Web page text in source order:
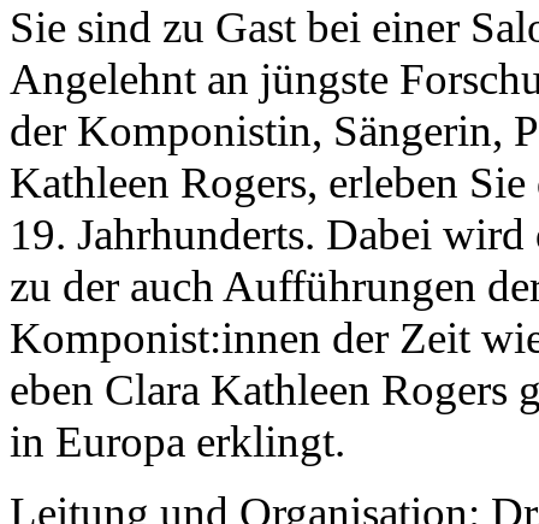
Sie sind zu Gast bei einer
Angelehnt an jüngste
der Komponistin, Sängerin,
Kathleen Rogers, erleben
19. Jahrhunderts. Dabei
zu der auch Aufführungen
Komponist:innen der Zeit
eben Clara Kathleen Rogers
in Europa erklingt.
Leitung und Organisation: